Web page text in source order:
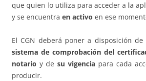
que quien lo utiliza para acceder a la
y se encuentra en activo en ese
El CGN deberá poner a disposición
sistema de comprobación del
notario y de su vigencia para cada
producir.